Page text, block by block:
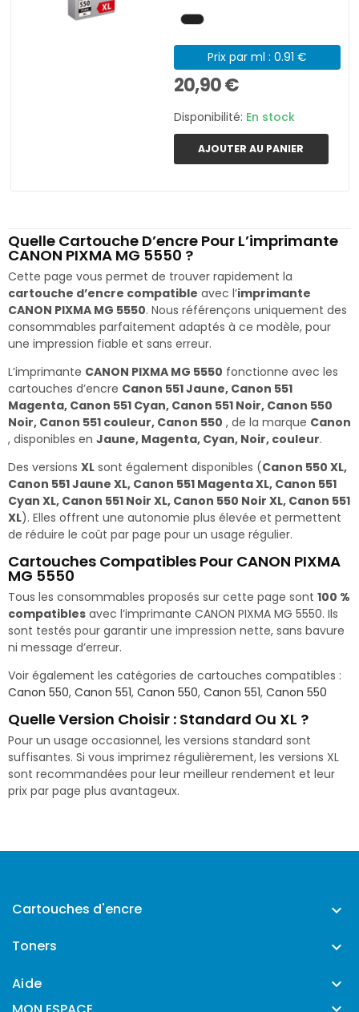
Prix par ml : 0.91 €
20,90 €
Disponibilité: En stock
AJOUTER AU PANIER
Quelle Cartouche D’encre Pour L’imprimante
CANON PIXMA MG 5550 ?
Cette page vous permet de trouver rapidement la
cartouche d’encre compatible avec l’imprimante
CANON PIXMA MG 5550. Nous référençons uniquement des
consommables parfaitement adaptés à ce modèle, pour
une impression fiable et sans erreur.
L’imprimante CANON PIXMA MG 5550 fonctionne avec les
cartouches d’encre Canon 551 Jaune, Canon 551
Magenta, Canon 551 Cyan, Canon 551 Noir, Canon 550
Noir, Canon 551 couleur, Canon 550 , de la marque Canon
, disponibles en Jaune, Magenta, Cyan, Noir, couleur.
Des versions XL sont également disponibles (Canon 550 XL,
Canon 551 Jaune XL, Canon 551 Magenta XL, Canon 551
Cyan XL, Canon 551 Noir XL, Canon 550 Noir XL, Canon 551
XL). Elles offrent une autonomie plus élevée et permettent
de réduire le coût par page pour un usage régulier.
Cartouches Compatibles Pour CANON PIXMA
MG 5550
Tous les consommables proposés sur cette page sont 100 %
compatibles avec l’imprimante CANON PIXMA MG 5550. Ils
sont testés pour garantir une impression nette, sans bavure
ni message d’erreur.
Voir également les catégories de cartouches compatibles :
Canon 550, Canon 551, Canon 550, Canon 551, Canon 550
Quelle Version Choisir : Standard Ou XL ?
Pour un usage occasionnel, les versions standard sont
suffisantes. Si vous imprimez régulièrement, les versions XL
sont recommandées pour leur meilleur rendement et leur
prix par page plus avantageux.
Cartouches d'encre 
Toners 
Aide 